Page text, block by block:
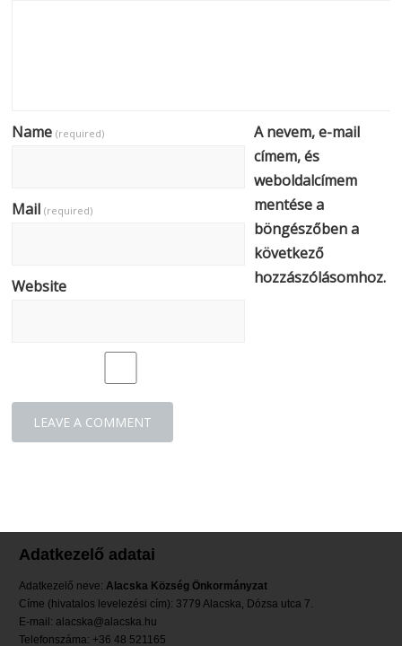
Name(required)
Mail(required)
Website
A nevem, e-mail
címem, és
weboldalcímem
mentése a
böngészőben a
következő
hozzászólásomhoz.